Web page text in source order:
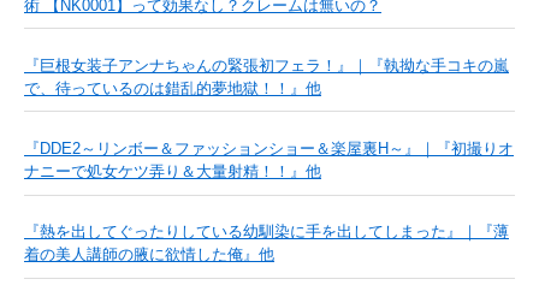
術 【NK0001】って効果なし？クレームは無いの？
『巨根女装子アンナちゃんの緊張初フェラ！』｜『執拗な手コキの嵐
で、待っているのは錯乱的夢地獄！！』他
『DDE2～リンボー＆ファッションショー＆楽屋裏H～』｜『初撮りオ
ナニーで処女ケツ弄り＆大量射精！！』他
『熱を出してぐったりしている幼馴染に手を出してしまった』｜『薄
着の美人講師の腋に欲情した俺』他